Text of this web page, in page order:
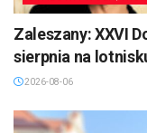
Zaleszany: XXVI
sierpnia na
2026-08-06